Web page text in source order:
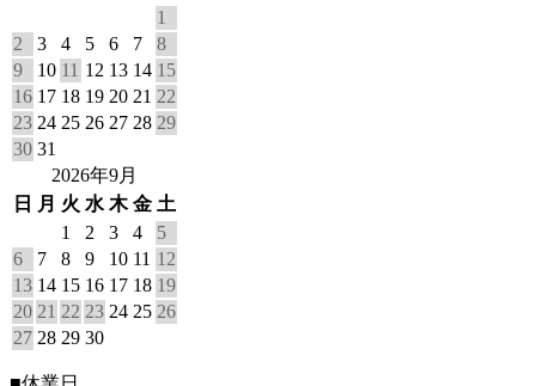
1
2
3 4 5 6 7
8
9
10 11 12 13 14 15
16 17 18 19 20 21 22
23 24 25 26 27 28 29
30 31
2026年9月
日
月 火 水 木 金 土
1
2 3 4
5
6
7 8 9 10 11 12
13 14 15 16 17 18 19
20 21 22 23 24 25 26
27 28 29 30